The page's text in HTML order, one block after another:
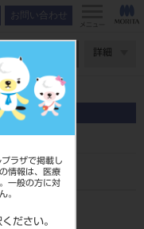
ラザで掲載し
情報は、医療
一般の方に対
。
ださい。
お問い合わせ
メニュー
詳細